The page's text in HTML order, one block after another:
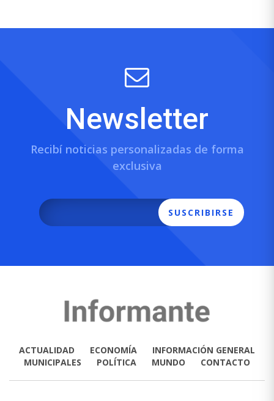
Newsletter
Recibí noticias personalizadas de forma
exclusiva
SUSCRIBIRSE
ACTUALIDAD ECONOMÍA
INFORMACIÓN GENERAL
MUNICIPALES
POLÍTICA MUNDO CONTACTO